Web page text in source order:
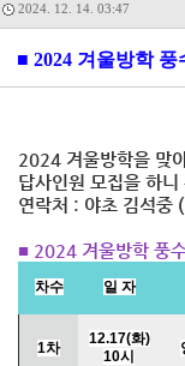
2024. 12. 14. 03:47
■ 2024 겨울방학
2024 겨울방학을 맞
답사인원 모집을 하
연락처 : 야초 김석
■ 2024 겨울방학 풍
차수 일 자
1차
12.17(화)
10시